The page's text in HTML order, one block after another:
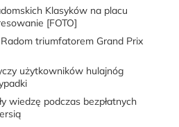
Klasyków na placu
[FOTO]
triumfatorem Grand Prix
użytkowników hulajnóg
wiedzę podczas bezpłatnych